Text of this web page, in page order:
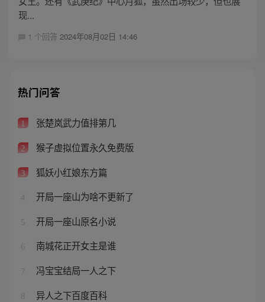
现...
1 个回答 2024年08月02日 14:46
热门问答
1 张楚岚武力值排第几
2 猴子虚拟位置永久免费版
3 狐妖小红娘东方篇
4 开局一座山为啥不更新了
5 开局一座山原名小说
6 南城花正开女主是谁
7 冯宝宝结局一人之下
8 异人之下百度百科